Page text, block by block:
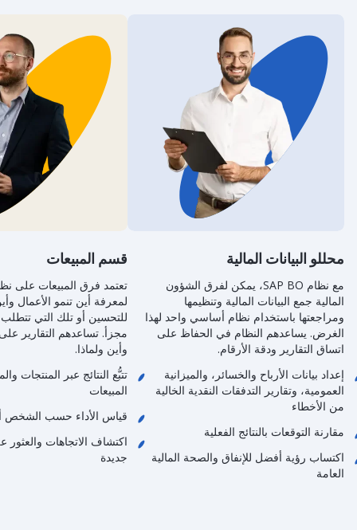
محللو البيانات المالية
مع نظام SAP BO، يمكن لفرق الشؤون
المالية جمع البيانات المالية وتنظيمها
ومراجعتها باستخدام نظام أساسي واحد لهذا
الغرض. يساعدهم النظام في الحفاظ على
اتساق التقارير ودقة الأرقام.
إعداد بيانات الأرباح والخسائر، والميزانية
العمومية، وتقارير التدفقات النقدية الخالية
من الأخطاء
مقارنة التوقعات بالنتائج الفعلية
اكتساب رؤية أفضل للإنفاق والصحة المالية
العامة
قسم المبيعات
لمعرفة أين تنمو الأعمال
للتحسين أو تلك التي تتطلب
مجزأ. تساعدهم التقارير
وأين ولماذا.
تتبُّع النتائج عبر المنتجات
المبيعات
قياس الأداء حسب الشخص
اكتشاف الاتجاهات
جديدة